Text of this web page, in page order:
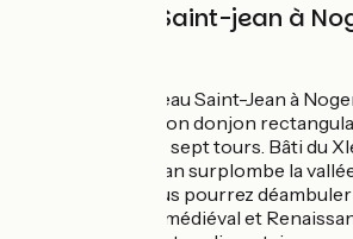
Le château Saint-jean à
L'imposant château Saint-Jean à
caractérisé par son donjon
haut défendu par sept tours. Bâti du
château Saint-Jean surplombe la
la basse cour, vous pourrez
d’interprétation médiéval et